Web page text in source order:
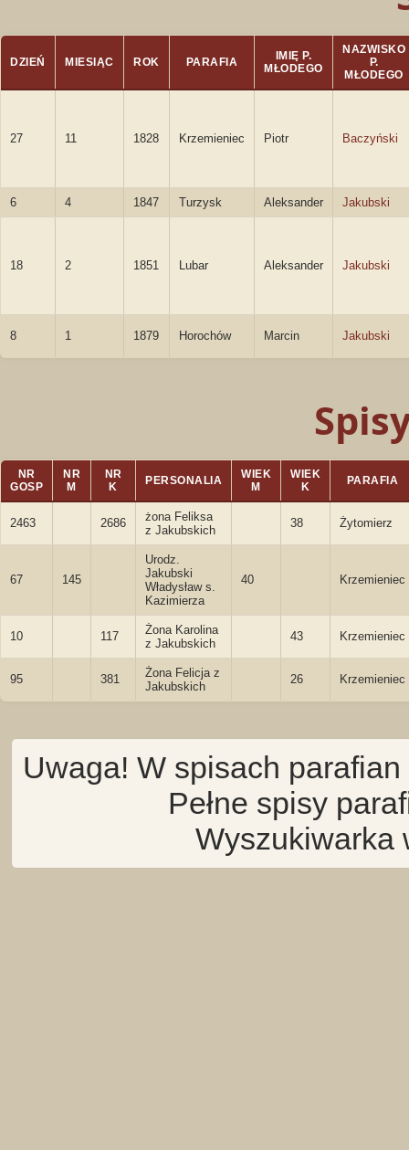
DZIEŃ MIESIĄC ROK PARAFIA
IMIĘ P.
MŁODEGO
NAZWISKO
P.
MŁODEGO
27 11 1828 Krzemieniec Piotr Baczyński
6 4 1847 Turzysk Aleksander Jakubski
18 2 1851 Lubar Aleksander Jakubski
8 1 1879 Horochów Marcin Jakubski
NR
GOSP
NR
M
NR
K
PERSONALIA
WIEK
M
WIEK
K
PARAFIA
2463 2686
żona Feliksa
z Jakubskich
38 Żytomierz
67 145
Urodz.
Jakubski
Władysław s.
Kazimierza
40 Krzemieniec
10 117
Żona Karolina
z Jakubskich
43 Krzemieniec
95 381
Żona Felicja z
Jakubskich
26 Krzemieniec
Uwaga! W spisach
Pełne spisy
Wyszukiwarka